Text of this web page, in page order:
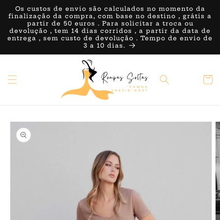
para o
conteúdo
Os custos de envio são calculados no momento da
finalização da compra, com base no destino , grátis a
partir de 50 euros . Para solicitar a troca ou
devolução , tem 14 dias corridos , a partir da data de
entrega , sem custo de devolução . Tempo de envio de
3 a 10 dias.
informação
do produto